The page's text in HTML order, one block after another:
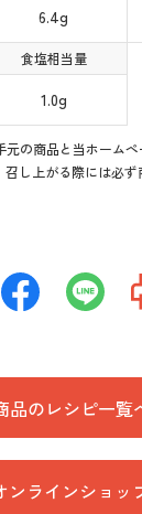
6.4g
食塩相当量
1.0g
の商品と当ホーム
し上がる際には必
品のレシピ一覧
ンラインショッ